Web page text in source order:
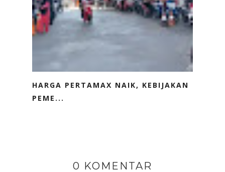
HARGA PERTAMAX NAIK, KEBIJAKAN
PEME...
0 KOMENTAR